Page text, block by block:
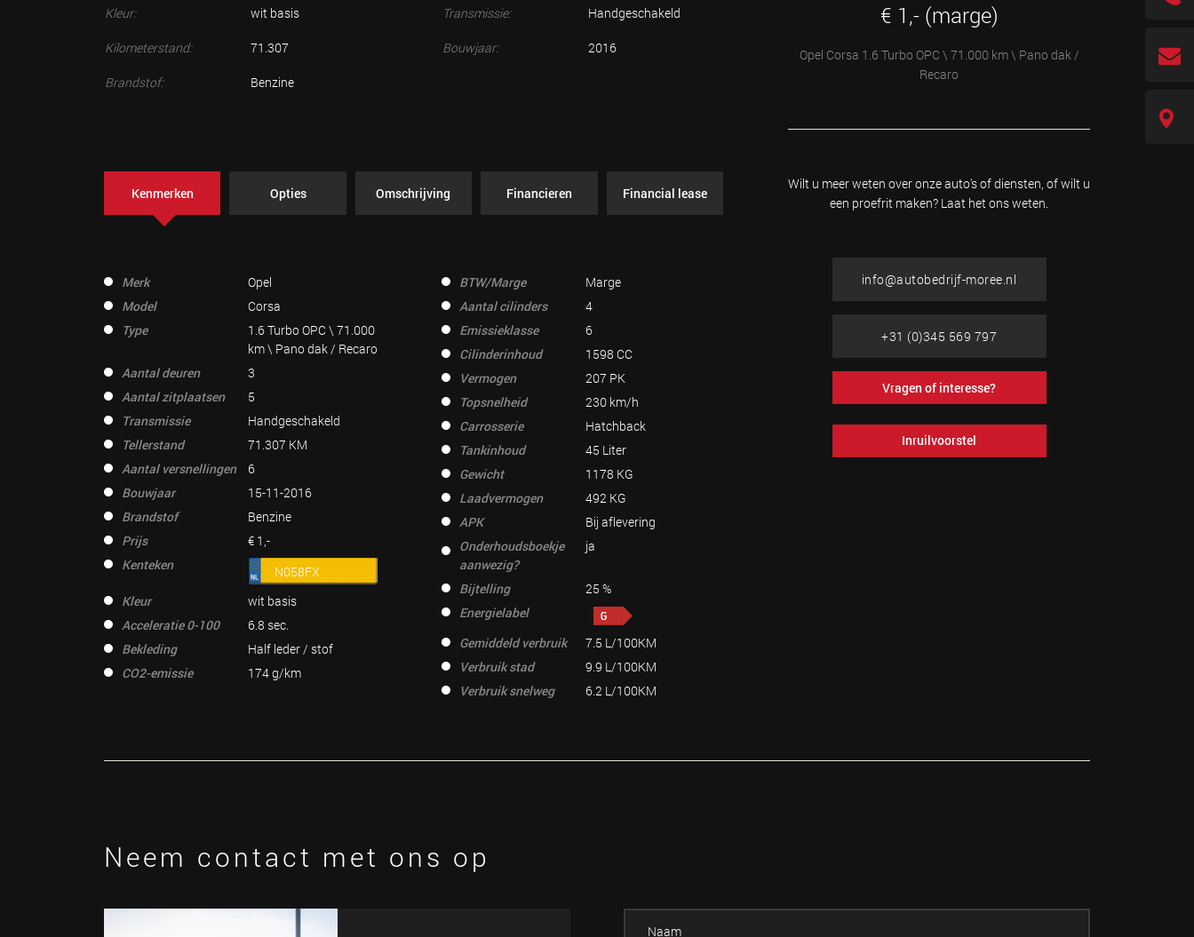
Kleur: wit basis
Kilometerstand: 71.307
Brandstof: Benzine
Transmissie: Handgeschakeld
Bouwjaar: 2016
Kenmerken Opties Omschrijving Financieren Financial lease
Merk
Opel
Model
Corsa
Type
1.6 Turbo OPC \ 71.000
km \ Pano dak / Recaro
Aantal deuren
3
Aantal zitplaatsen
5
Transmissie
Handgeschakeld
Tellerstand
71.307 KM
Aantal versnellingen
6
Bouwjaar
15-11-2016
Brandstof
Benzine
Prijs
€ 1,-
Kenteken
N058FX
Kleur
wit basis
Acceleratie 0-100
6.8 sec.
Bekleding
Half leder / stof
CO2-emissie
174 g/km
BTW/Marge
Marge
Aantal cilinders
4
Emissieklasse
6
Cilinderinhoud
1598 CC
Vermogen
207 PK
Topsnelheid
230 km/h
Carrosserie
Hatchback
Tankinhoud
45 Liter
Gewicht
1178 KG
Laadvermogen
492 KG
APK
Bij aflevering
Onderhoudsboekje
aanwezig?
ja
Bijtelling
25 %
Energielabel
Gemiddeld verbruik
7.5 L/100KM
Verbruik stad
9.9 L/100KM
Verbruik snelweg
6.2 L/100KM
€ 1,- (marge)
Opel Corsa 1.6 Turbo OPC \ 71.000 km \ Pano dak /
Recaro
Wilt u meer weten over onze auto's of diensten, of wilt u
een proefrit maken? Laat het ons weten.
info@autobedrijf-moree.nl
+31 (0)345 569 797
Vragen of interesse?
Inruilvoorstel
Neem contact met ons op